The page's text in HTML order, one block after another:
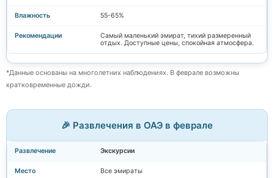
55-65%
Самый маленький эмират, тихий размеренный
отдых. Доступные цены, спокойная атмосфера.
*Данные основаны на многолетних наблюдениях. В феврале возможны
кратковременные дожди.
🎉 Развлечения в ОАЭ в феврале
Экскурсии
Все эмираты